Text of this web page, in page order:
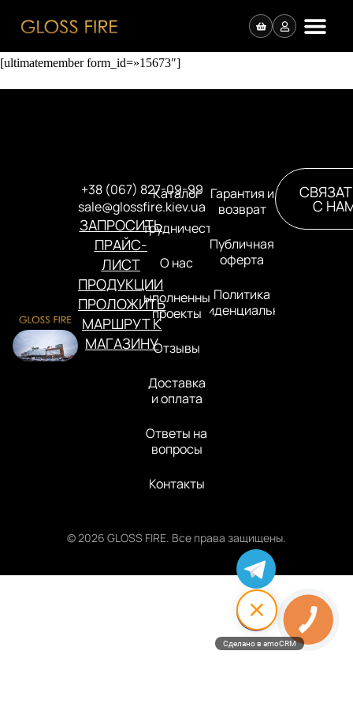
[ultimatemember form_id=»15673″]
+38 (067) 827-09-99
sale@glossfire.kiev.ua
ЗАПРОСИТЬ
ПРАЙС-
ЛИСТ
ПРОДУКЦИИ
ПРОЛОЖИТЬ
МАРШРУТ К
МАГАЗИНУ
Каталог
Сотрудничество
О нас
Выполненные
проекты
Отзывы
Доставка
и оплата
Ответы на
вопросы
Контакты
Гарантия и
возврат
Публичная
оферта
Политика
конфиденциальности
С
© 2026 GLOSS FIRE. Все права защищены.
Сделано в amoCRM